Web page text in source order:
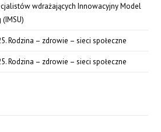
wdrażających Innowacyjny Model
Rodzina – zdrowie – sieci społeczne
Rodzina – zdrowie – sieci społeczne